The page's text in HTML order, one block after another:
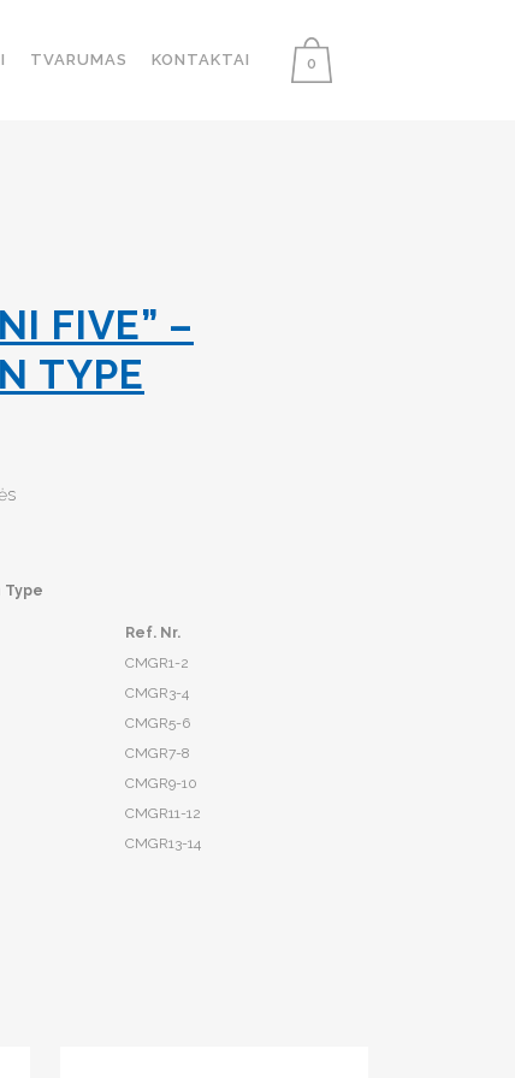
0
TVARUMAS KONTAKTAI
FIVE” –
TYPE
Type
Ref. Nr.
CMGR1-2
CMGR3-4
CMGR5-6
CMGR7-8
CMGR9-10
CMGR11-12
CMGR13-14